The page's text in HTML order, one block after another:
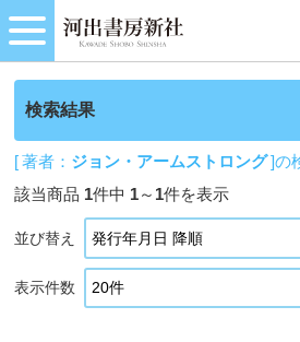
検索結果
[ 著者： ジョン・アームストロング]の
該当商品 1件中 1～ 1件を表示
並び替え
表示件数